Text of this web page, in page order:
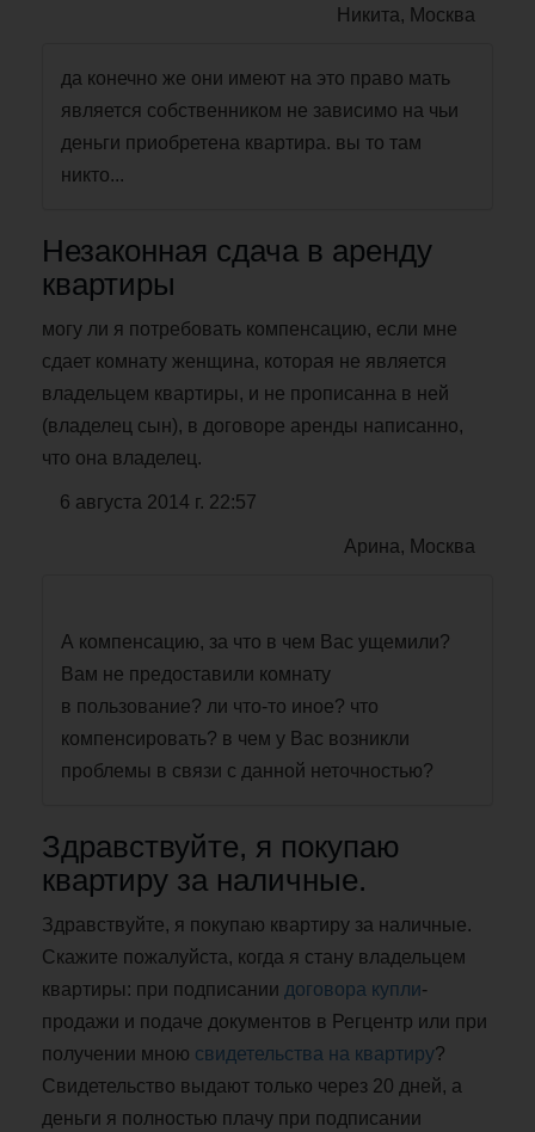
Никита, Москва
да конечно же они имеют на это право мать
является собственником не зависимо на чьи
деньги приобретена квартира. вы то там
никто...
Незаконная сдача в аренду
квартиры
могу ли я потребовать компенсацию, если мне
сдает комнату женщина, которая не является
владельцем квартиры, и не прописанна в ней
(владелец сын), в договоре аренды написанно,
что она владелец.
6 августа 2014 г. 22:57
Арина, Москва
А компенсацию, за что в чем Вас ущемили?
Вам не предоставили комнату
в пользование? ли что-то иное? что
компенсировать? в чем у Вас возникли
проблемы в связи с данной неточностью?
Здравствуйте, я покупаю
квартиру за наличные.
Здравствуйте, я покупаю квартиру за наличные.
Скажите пожалуйста, когда я стану владельцем
квартиры: при подписании договора купли-
продажи и подаче документов в Регцентр или при
получении мною свидетельства на квартиру?
Свидетельство выдают только через 20 дней, а
деньги я полностью плачу при подписании